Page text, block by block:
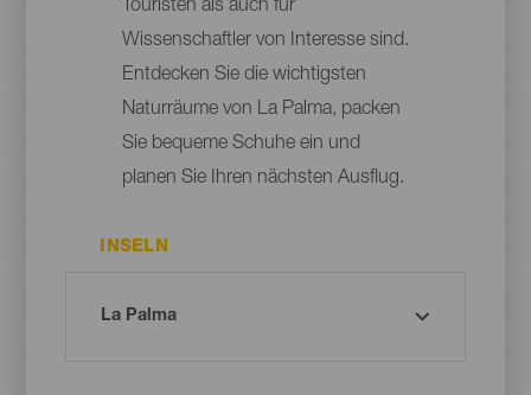
Touristen als auch für
Wissenschaftler von Interesse sind.
Entdecken Sie die wichtigsten
Naturräume von La Palma, packen
Sie bequeme Schuhe ein und
planen Sie Ihren nächsten Ausflug.
INSELN